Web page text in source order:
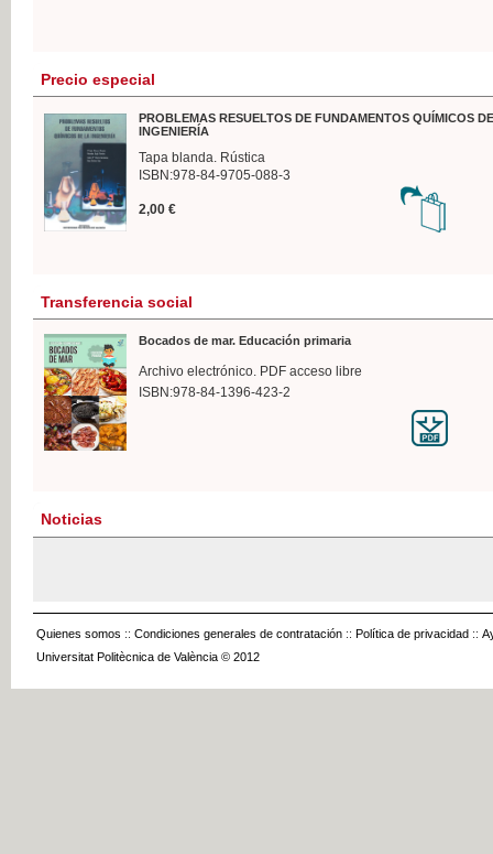
Precio especial
PROBLEMAS RESUELTOS DE FUNDAMENTOS QUÍMICOS
INGENIERÍA
Tapa blanda. Rústica
ISBN:978-84-9705-088-3
2,00 €
Transferencia social
Bocados de mar. Educación primaria
Archivo electrónico. PDF acceso libre
ISBN:978-84-1396-423-2
Noticias
Quienes somos :: Condiciones generales de contratación :: Política de privacidad ::
Universitat Politècnica de València © 2012